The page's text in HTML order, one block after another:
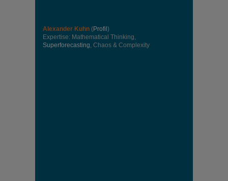
Alexander Kuhn (Profil )
Expertise: Mathematical Thinking,
Superforecasting, Chaos & Complexity